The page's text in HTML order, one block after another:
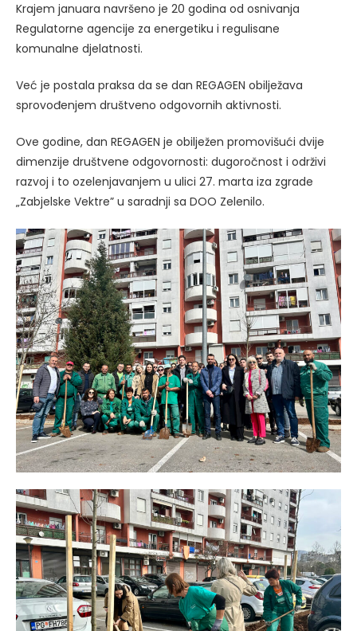
Krajem januara navršeno je 20 godina od osnivanja
Regulatorne agencije za energetiku i regulisane
komunalne djelatnosti.
Već je postala praksa da se dan REGAGEN obilježava
sprovođenjem društveno odgovornih aktivnosti.
Ove godine, dan REGAGEN je obilježen promovišući dvije
dimenzije društvene odgovornosti: dugoročnost i održivi
razvoj i to ozelenjavanjem u ulici 27. marta iza zgrade
„Zabjelske Vektre” u saradnji sa DOO Zelenilo.